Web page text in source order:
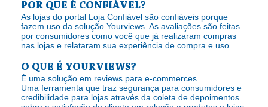
POR QUE É CONFIÁVEL?
As lojas do portal Loja Confiável são confiáveis porque
fazem uso da solução Yourviews. As avaliações são feitas
por consumidores como você que já realizaram compras
nas lojas e relataram sua experiência de compra e uso.
O QUE É YOURVIEWS?
É uma solução em reviews para e-commerces.
Uma ferramenta que traz segurança para consumidores e
credibilidade para lojas através da coleta de depoimentos